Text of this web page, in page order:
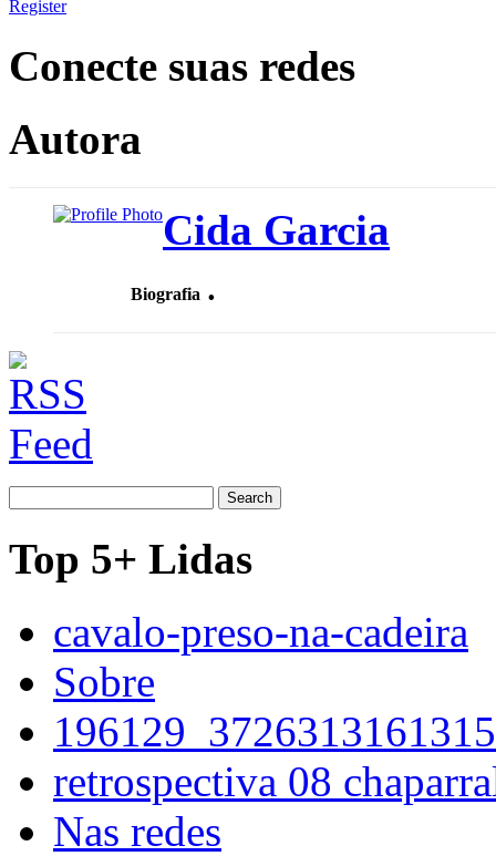
Register
Conecte suas redes
Autora
Cida Garcia
Biografia .
for:
Top 5+ Lidas
cavalo-preso-na-cadeira
Sobre
retrospectiva 08
Nas redes